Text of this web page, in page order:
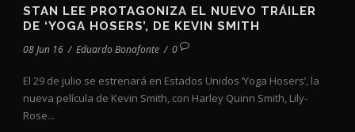
STAN LEE PROTAGONIZA EL NUEVO TRÁILER
DE ‘YOGA HOSERS’, DE KEVIN SMITH
08 Jun 16 / Eduardo Bonafonte / 0
El 29 de julio se estrenará en Estados Unidos ‘Yoga Hosers’, la
nueva película de Kevin Smith, con Harley Quinn Smith, Lily-
Rose...